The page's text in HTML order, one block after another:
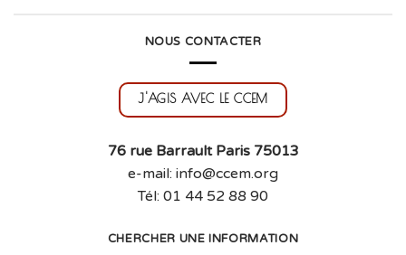
NOUS CONTACTER
J'AGIS AVEC LE CCEM
76 rue Barrault Paris 75013
e-mail: info@ccem.org
Tél: 01 44 52 88 90
CHERCHER UNE INFORMATION